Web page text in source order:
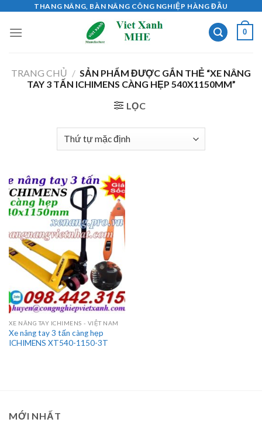
content
THANG NÂNG, BÀN NÂNG CÔNG NGHIỆP HÀNG ĐẦU
0
TRANG CHỦ / SẢN PHẨM ĐƯỢC GẮN THẺ “XE NÂNG
TAY 3 TẤN ICHIMENS CÀNG HẸP 540X1150MM”
LỌC
XE NÂNG TAY ICHIMENS - VIỆT NAM
Xe nâng tay 3 tấn càng hẹp
ICHIMENS XT540-1150-3T
MỚI NHẤT